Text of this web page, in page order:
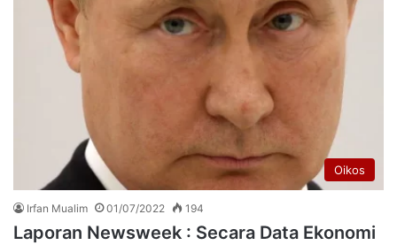
Oikos
Irfan Mualim 01/07/2022 194
Laporan Newsweek : Secara Data Ekonomi